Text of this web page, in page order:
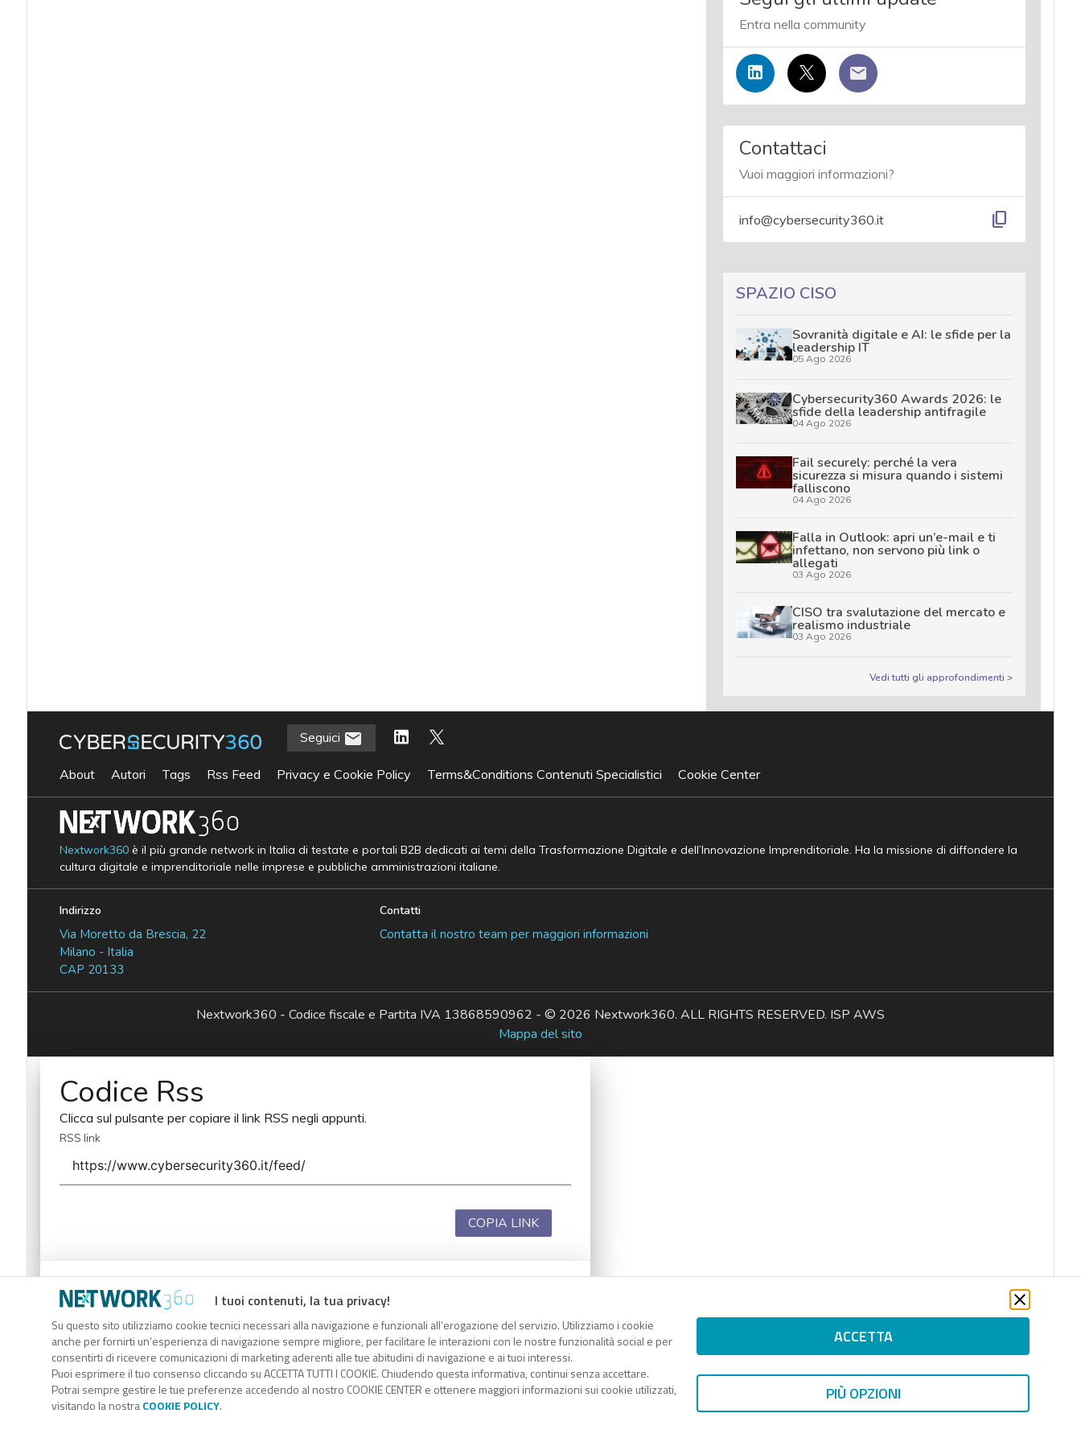
Entra nella community
Contattaci
Vuoi maggiori informazioni?
info@cybersecurity360.it content_copy
SPAZIO CISO
Sovranità digitale e AI: le sfide per la
leadership IT
05 Ago 2026
Cybersecurity360 Awards 2026: le
sfide della leadership antifragile
04 Ago 2026
Fail securely: perché la vera
sicurezza si misura quando i sistemi
falliscono
04 Ago 2026
Falla in Outlook: apri un’e-mail e ti
infettano, non servono più link o
allegati
03 Ago 2026
CISO tra svalutazione del mercato e
realismo industriale
03 Ago 2026
Vedi tutti gli approfondimenti >
I tuoi contenuti, la tua privacy!
Su questo sito utilizziamo cookie tecnici necessari alla navigazione e funzionali all’erogazione del servizio. Utilizziamo i cookie
anche per fornirti un’esperienza di navigazione sempre migliore, per facilitare le interazioni con le nostre funzionalità social e per
consentirti di ricevere comunicazioni di marketing aderenti alle tue abitudini di navigazione e ai tuoi interessi.
Puoi esprimere il tuo consenso cliccando su ACCETTA TUTTI I COOKIE. Chiudendo questa informativa, continui senza accettare.
Potrai sempre gestire le tue preferenze accedendo al nostro COOKIE CENTER e ottenere maggiori informazioni sui cookie utilizzati,
visitando la nostraCOOKIE POLICY.
ACCETTA
PIÙ OPZIONI
Seguici
About Autori Tags Rss Feed Privacy e Cookie Policy Terms&Conditions Contenuti Specialistici Cookie Center
Nextwork360è il più grande network in Italia di testate e portali B2B dedicati ai temi della Trasformazione Digitale e dell’Innovazione Imprenditoriale. Ha la missione di diffondere la
cultura digitale e imprenditoriale nelle imprese e pubbliche amministrazioni italiane.
Indirizzo
Via Moretto da Brescia, 22
Milano - Italia
CAP 20133
Contatti
Contatta il nostro team per maggiori informazioni
Nextwork360 - Codice fiscale e Partita IVA 13868590962 - © 2026 Nextwork360. ALL RIGHTS RESERVED. ISP AWS
Mappa del sito
Codice Rss
Clicca sul pulsante per copiare il link RSS negli appunti.
RSS link
COPIA LINK
Codice Rss
Clicca sul pulsante per copiare il link RSS negli appunti.
RSS link